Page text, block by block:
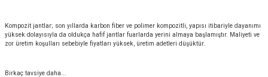
Kompozit jantlar; son yıllarda karbon fiber ve polimer kompozitli, yapısı itibariyle dayanımı
yüksek dolayısıyla da oldukça hafif jantlar fuarlarda yerini almaya başlamıştır. Maliyeti ve
zor üretim koşulları sebebiyle fiyatları yüksek, üretim adetleri düşüktür.
Birkaç tavsiye daha...